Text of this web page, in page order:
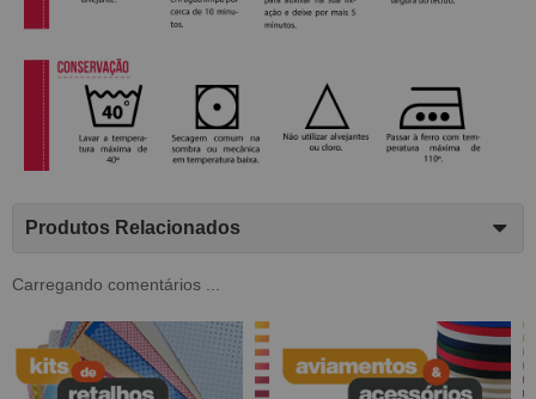
Produtos Relacionados
Carregando comentários ...